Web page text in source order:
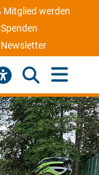
Mitglied werden
Spenden
Newsletter